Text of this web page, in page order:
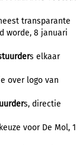
transparante
worde, 8 januari
s elkaar
over logo van
s, directie
voor De Mol, 1